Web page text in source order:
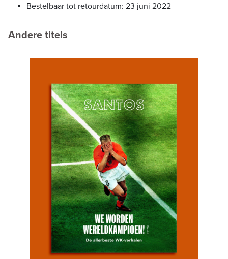
Bestelbaar tot retourdatum: 23 juni 2022
Andere titels